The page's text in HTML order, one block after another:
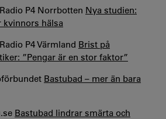
P4 Norrbotten Nya studien:
kvinnors hälsa
P4 Värmland Brist på
”Pengar är en stor faktor”
Bastubad – mer än bara
Bastubad lindrar smärta och